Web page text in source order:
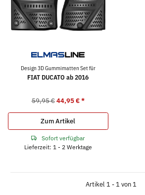
Design 3D Gummimatten Set für
FIAT DUCATO ab 2016
59,95 € 44,95 €*
Zum Artikel
Sofort verfügbar
Lieferzeit: 1 - 2 Werktage
Artikel 1 - 1 von 1